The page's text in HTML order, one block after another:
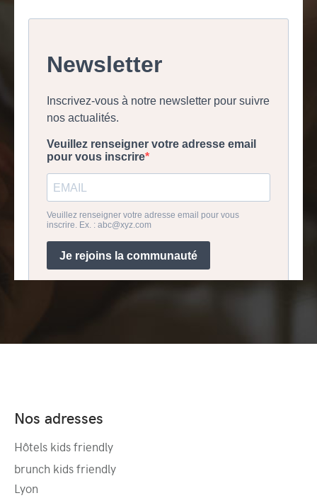
Nos adresses
Hôtels kids friendly
brunch kids friendly
Lyon